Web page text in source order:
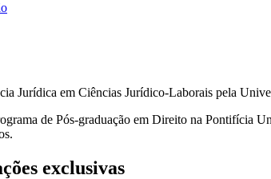
Jurídica em Ciências Jurídico-Laborais pela
de Pós-graduação em Direito na Pontifícia
exclusivas